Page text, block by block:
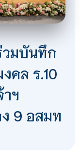
มบันทึก
คล ร.10
ฯ
9 อสมท